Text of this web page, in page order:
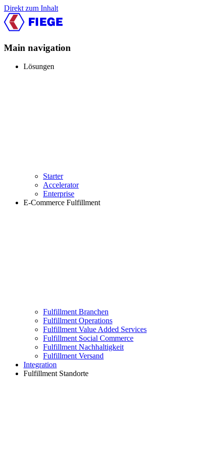
Direkt zum Inhalt
Main navigation
Lösungen
Starter
Accelerator
Enterprise
E-Commerce Fulfillment
Fulfillment Branchen
Fulfillment Operations
Fulfillment Value Added Services
Fulfillment Social Commerce
Fulfillment Nachhaltigkeit
Fulfillment Versand
Integration
Fulfillment Standorte